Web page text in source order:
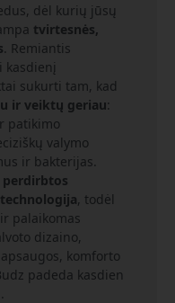
dėl kurių jūsų
tvirtesnės,
. Remiantis
kasdienį
sukurti tam, kad
ir veiktų geriau:
patikimo
valymo
ir bakterijas.
perdirbtos
, todėl
palaikomas
dizaino,
komforto
padeda kasdien